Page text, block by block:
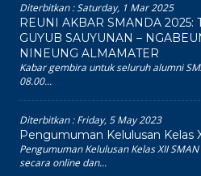
Diterbitkan :Saturday, 1 Mar 2025
REUNI AKBAR SMANDA 2025:
GUYUB SAUYUNAN –
NINEUNG ALMAMATER
Kabar gembira untuk seluruh alumni
08.00...
Diterbitkan :Friday, 5 May 2023
Pengumuman Kelulusan Kelas
Pengumuman Kelulusan Kelas XII
secara online dan...